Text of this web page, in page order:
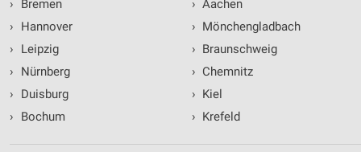
›
Bremen
›
Hannover
›
Leipzig
›
Nürnberg
›
Duisburg
›
Bochum
› Aachen
› Mönchengladbach
› Braunschweig
› Chemnitz
› Kiel
› Krefeld